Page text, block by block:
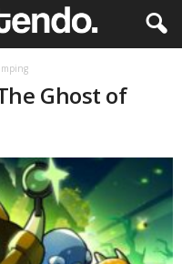
Ghost of